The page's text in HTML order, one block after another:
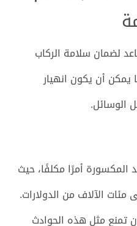
لضمان سلامة الركاب
أن يكون انهيار
الوسائل.
المكسورة أمرًا مكلفًا، حيث
الآلاف من الدولارات.
تمنع مثل هذه الحوادث